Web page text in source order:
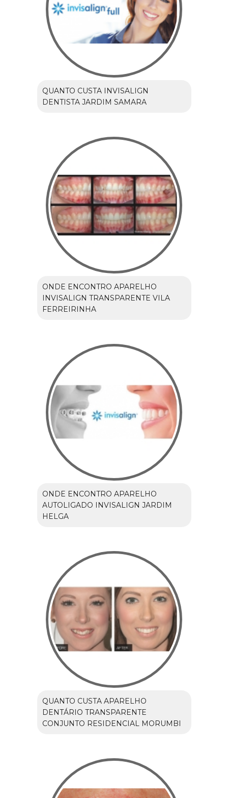
QUANTO CUSTA INVISALIGN
DENTISTA JARDIM SAMARA
ONDE ENCONTRO APARELHO
INVISALIGN TRANSPARENTE VILA
FERREIRINHA
ONDE ENCONTRO APARELHO
AUTOLIGADO INVISALIGN JARDIM
HELGA
QUANTO CUSTA APARELHO
DENTÁRIO TRANSPARENTE
CONJUNTO RESIDENCIAL MORUMBI